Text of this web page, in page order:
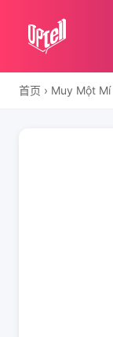
首页 › Muy Một Mí